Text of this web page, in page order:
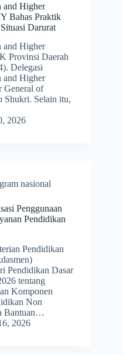
and Higher
Bahas Praktik
Darurat
and Higher
Provinsi Daerah
Delegasi
and Higher
General of
Shukri. Selain itu,
2026
nasional
Penggunaan
Pendidikan
Pendidikan
Pendidikan Dasar
tentang
Komponen
Non
Bantuan…
2026